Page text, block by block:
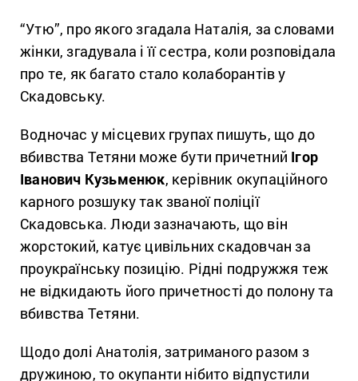
“Утю”, про якого згадала Наталія, за словами
жінки, згадувала і її сестра, коли розповідала
про те, як багато стало колаборантів у
Скадовську.
Водночас у місцевих групах пишуть, що до
вбивства Тетяни може бути причетний Ігор
Іванович Кузьменюк, керівник окупаційного
карного розшуку так званої поліції
Скадовська. Люди зазначають, що він
жорстокий, катує цивільних скадовчан за
проукраїнську позицію. Рідні подружжя теж
не відкидають його причетності до полону та
вбивства Тетяни.
Щодо долі Анатолія, затриманого разом з
дружиною, то окупанти нібито відпустили